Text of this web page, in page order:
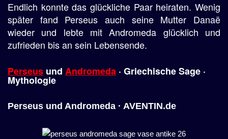
Endlich konnte das glückliche Paar heiraten. Wenig
später fand Perseus auch seine Mutter Danaë
wieder und lebte mit Andromeda glücklich und
zufrieden bis an sein Lebensende.
Perseus und Andromeda · Griechische Sage ·
Mythologie
Perseus und Andromeda · AVENTIN.de